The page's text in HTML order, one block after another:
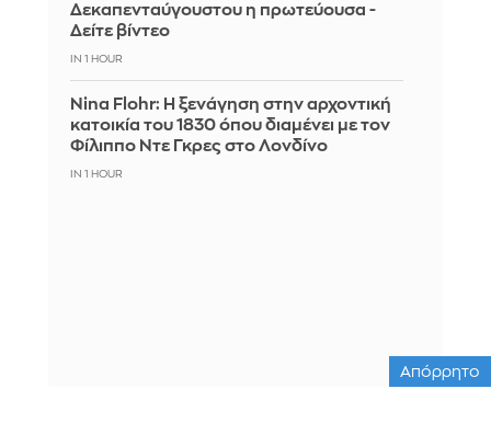
Δεκαπενταύγουστου η πρωτεύουσα -
Δείτε βίντεο
IN 1 HOUR
Nina Flohr: Η ξενάγηση στην αρχοντική
κατοικία του 1830 όπου διαμένει με τον
Φίλιππο Ντε Γκρες στο Λονδίνο
IN 1 HOUR
Απόρρητο